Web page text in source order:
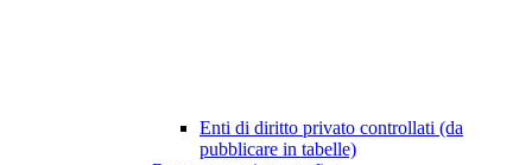
Enti di diritto privato controllati (da
pubblicare in tabelle)